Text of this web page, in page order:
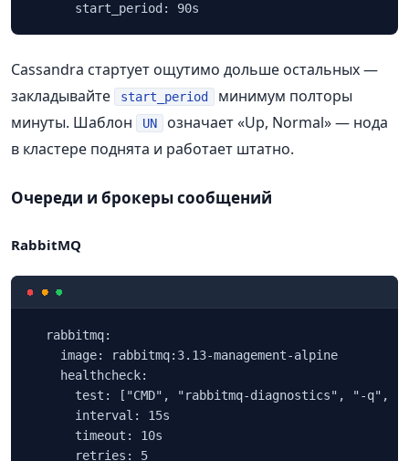
      start_period: 90s
Cassandra стартует ощутимо дольше остальных —
закладывайте
start_period
минимум полторы
минуты. Шаблон
UN
означает «Up, Normal» — нода
в кластере поднята и работает штатно.
Очереди и брокеры сообщений
RabbitMQ
  rabbitmq:
    image: rabbitmq:3.13-management-alpine
    healthcheck:
test: ["CMD", "rabbitmq-diagnostics", "-q",
      interval: 15s
      timeout: 10s
      retries: 5